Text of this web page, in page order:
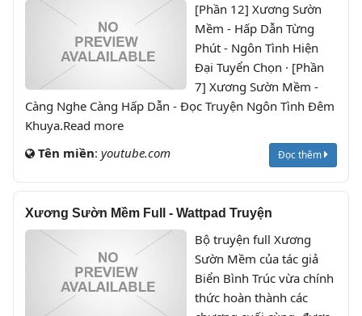
[Phần 12] Xương Sườn
Mềm - Hấp Dẫn Từng
Phút - Ngôn Tình Hiện
Đại Tuyển Chọn · [Phần
7] Xương Sườn Mềm -
Càng Nghe Càng Hấp Dẫn - Đọc Truyện Ngôn Tình Đêm
Khuya.Read more
Tên miền: youtube.com Đọc thêm
Xương Sườn Mềm Full - Wattpad Truyện
Bộ truyện full Xương
Sườn Mềm của tác giả
Biển Bình Trúc vừa chính
thức hoàn thành các